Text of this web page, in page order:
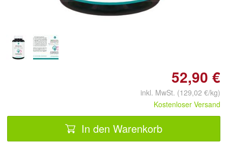
52,90 €
inkl. MwSt. (129,02 €/kg)
Kostenloser Versand
In den Warenkorb